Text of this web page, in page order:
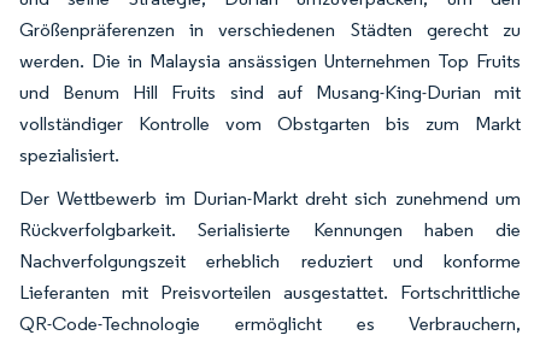
Größenpräferenzen in verschiedenen Städten gerecht zu
werden. Die in Malaysia ansässigen Unternehmen Top Fruits
und Benum Hill Fruits sind auf Musang-King-Durian mit
vollständiger Kontrolle vom Obstgarten bis zum Markt
spezialisiert.
Der Wettbewerb im Durian-Markt dreht sich zunehmend um
Rückverfolgbarkeit. Serialisierte Kennungen haben die
Nachverfolgungszeit erheblich reduziert und konforme
Lieferanten mit Preisvorteilen ausgestattet. Fortschrittliche
QR-Code-Technologie ermöglicht es Verbrauchern,